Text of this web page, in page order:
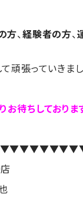
方、経験者の方、
頑張っていきまし
待ちしておりま